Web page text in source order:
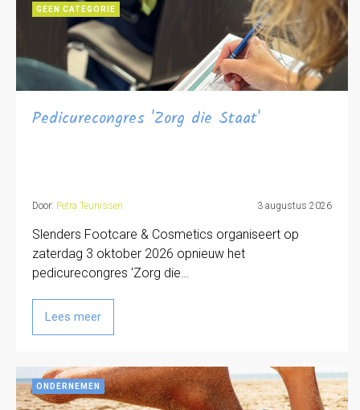
GEEN CATEGORIE
Pedicurecongres 'Zorg die Staat'
Door: Petra Teunissen 3 augustus 2026
Slenders Footcare & Cosmetics organiseert op
zaterdag 3 oktober 2026 opnieuw het
pedicurecongres 'Zorg die…
Lees meer
ONDERNEMEN